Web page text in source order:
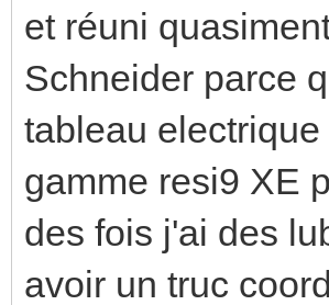
et réuni
Schneider parce
tableau
gamme resi9 XE
des fois j'ai des
avoir un truc